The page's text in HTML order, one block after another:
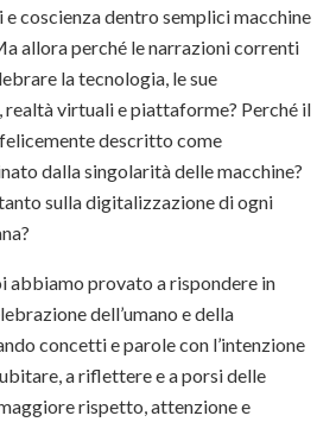
coscienza dentro semplici macchine
allora perché le narrazioni correnti
la tecnologia, le sue
virtuali e piattaforme? Perché il
descritto come
dalla singolarità delle macchine?
sulla digitalizzazione di ogni
abbiamo provato a rispondere in
dell’umano e della
concetti e parole con l’intenzione
a riflettere e a porsi delle
rispetto, attenzione e